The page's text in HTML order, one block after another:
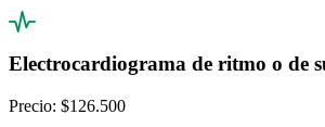
Electrocardiograma de ritmo o de
Precio: $126.500